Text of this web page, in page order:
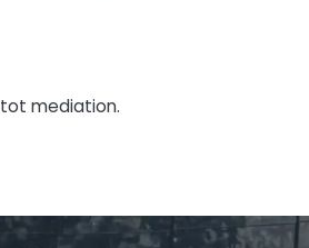
mediation.